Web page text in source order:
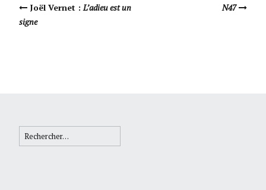
Navigation Article
Joël Vernet :L’adieu est un
signe
N47
Rechercher :